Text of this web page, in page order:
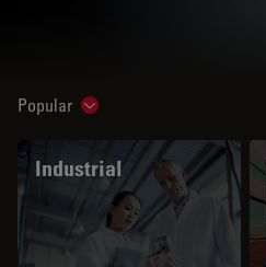
Popular Show subnavigation
Industrial